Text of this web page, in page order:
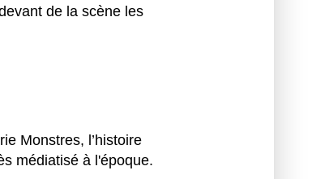
de la scène les
Monstres, l’histoire
médiatisé à l'époque.